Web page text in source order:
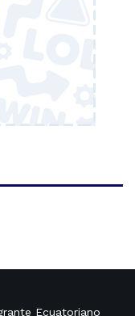
Ecuatoriano